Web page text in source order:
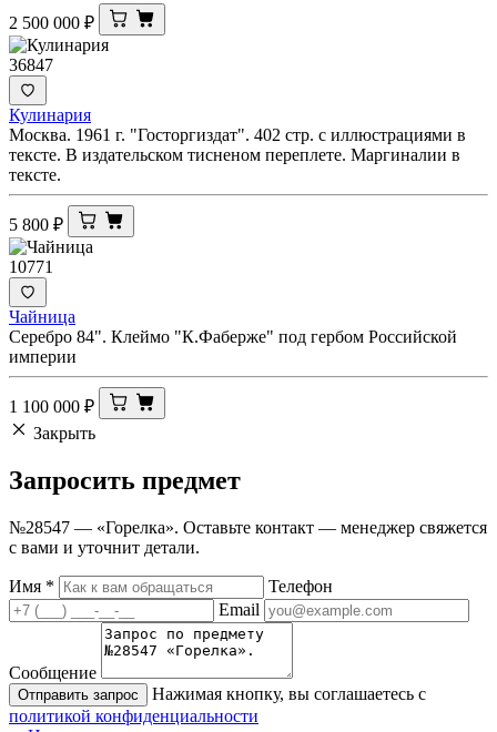
2 500 000 ₽
36847
Кулинария
Москва. 1961 г. "Госторгиздат". 402 стр. с иллюстрациями в
тексте. В издательском тисненом переплете. Маргиналии в
тексте.
5 800 ₽
10771
Чайница
Серебро 84". Клеймо "К.Фаберже" под гербом Российской
империи
1 100 000 ₽
Закрыть
Запросить предмет
№28547 — «Горелка». Оставьте контакт — менеджер свяжется
с вами и уточнит детали.
Имя *
Телефон
Email
Сообщение
Отправить запрос
Нажимая кнопку, вы соглашаетесь с
политикой конфиденциальности